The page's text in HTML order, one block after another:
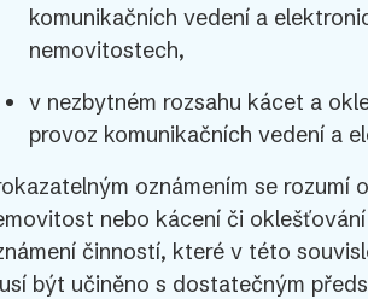
komunikačních vedení a
nemovitostech,
v nezbytném rozsahu kácet a
provoz komunikačních vedení a
oznámením se rozumí
nebo kácení či
činností, které v této
být učiněno s dostatečným